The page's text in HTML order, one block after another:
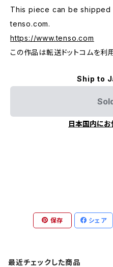
This piece can be shipped
tenso.com.
https://www.tenso.com
この作品は転送ドットコムを利
Ship to
日本国内に
保存 シェア
最近チェックした商品